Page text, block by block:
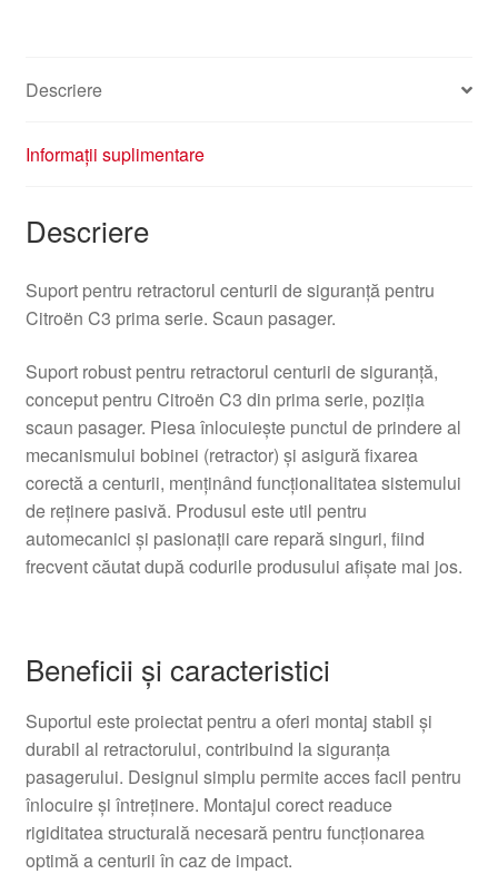
Descriere
Informații suplimentare
Descriere
Suport pentru retractorul centurii de siguranță pentru
Citroën C3 prima serie. Scaun pasager.
Suport robust pentru retractorul centurii de siguranță,
conceput pentru Citroën C3 din prima serie, poziția
scaun pasager. Piesa înlocuiește punctul de prindere al
mecanismului bobinei (retractor) și asigură fixarea
corectă a centurii, menținând funcționalitatea sistemului
de reținere pasivă. Produsul este util pentru
automecanici și pasionații care repară singuri, fiind
frecvent căutat după codurile produsului afișate mai jos.
Beneficii și caracteristici
Suportul este proiectat pentru a oferi montaj stabil și
durabil al retractorului, contribuind la siguranța
pasagerului. Designul simplu permite acces facil pentru
înlocuire și întreținere. Montajul corect readuce
rigiditatea structurală necesară pentru funcționarea
optimă a centurii în caz de impact.